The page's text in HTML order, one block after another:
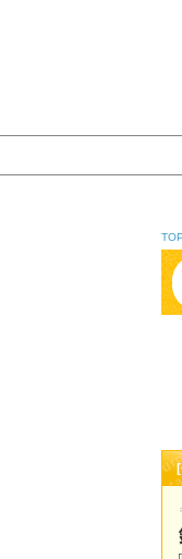
TOP